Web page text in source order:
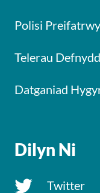
Polisi
Telerau
Datganiad
Dilyn Ni
Twitter